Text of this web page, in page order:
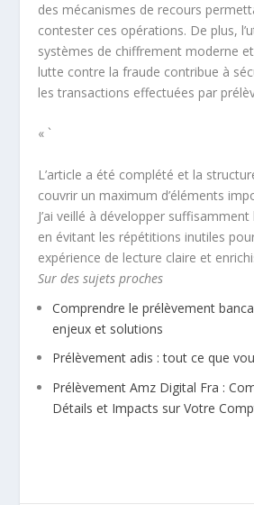
des mécanismes de recours
contester ces opérations. De plus,
systèmes de chiffrement moderne
lutte contre la fraude contribue à
les transactions effectuées par
« `
L’article a été complété et la
couvrir un maximum d’éléments
J’ai veillé à développer
en évitant les répétitions inutiles
expérience de lecture claire et
Sur des sujets proches
Comprendre le prélèvement
enjeux et solutions
Prélèvement adis : tout ce que
Prélèvement Amz Digital Fra :
Détails et Impacts sur Votre